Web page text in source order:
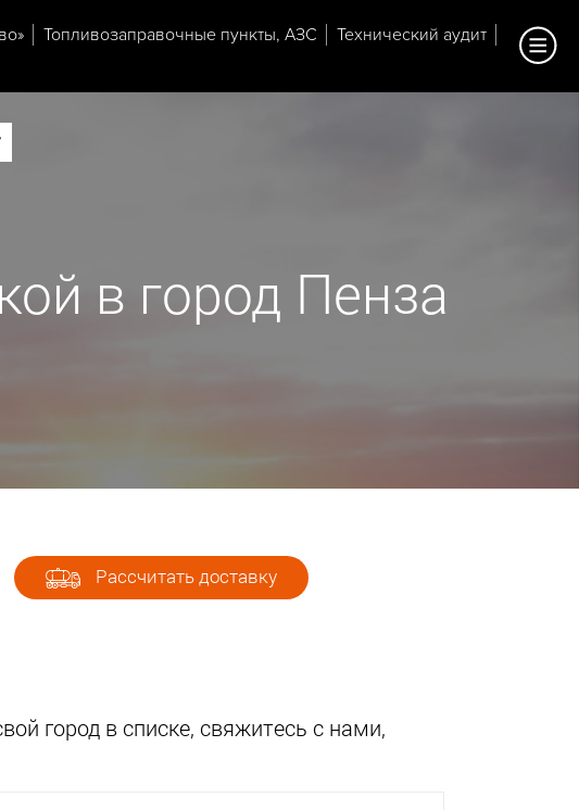
Топливозаправочные пункты, АЗС
Технический аудит
в город Пенза
Рассчитать доставку
город в списке, свяжитесь с нами,